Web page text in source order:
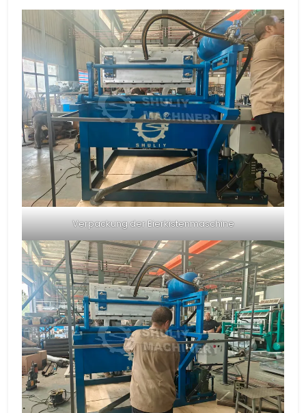
Verpackung der Eierkistenmaschine